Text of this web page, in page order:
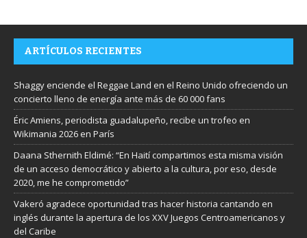
ARTÍCULOS RECIENTES
Shaggy enciende el Reggae Land en el Reino Unido ofreciendo un
concierto lleno de energía ante más de 60 000 fans
Éric Amiens, periodista guadalupeño, recibe un trofeo en
Wikimania 2026 en París
Daana Sthernith Eldimé: “En Haití compartimos esta misma visión
de un acceso democrático y abierto a la cultura, por eso, desde
2020, me he comprometido”
Vakeró agradece oportunidad tras hacer historia cantando en
inglés durante la apertura de los XXV Juegos Centroamericanos y
del Caribe